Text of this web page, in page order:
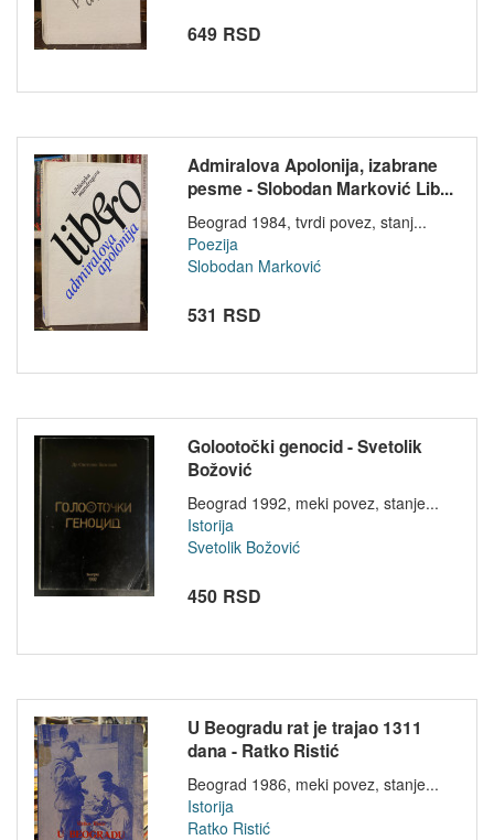
649 RSD
Admiralova Apolonija, izabrane
pesme - Slobodan Marković Lib...
Beograd 1984, tvrdi povez, stanj...
Poezija
Slobodan Marković
531 RSD
Golootočki genocid - Svetolik
Božović
Beograd 1992, meki povez, stanje...
Istorija
Svetolik Božović
450 RSD
U Beogradu rat je trajao 1311
dana - Ratko Ristić
Beograd 1986, meki povez, stanje...
Istorija
Ratko Ristić